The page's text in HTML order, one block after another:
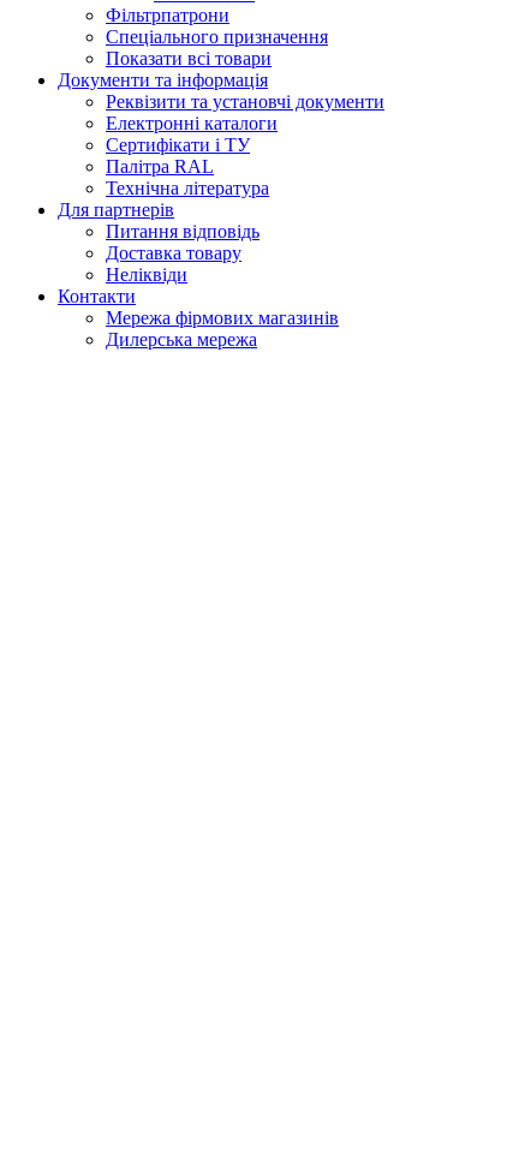
Фільтрпатрони
Спеціального призначення
Показати всі товари
Документи та інформація
Реквізити та установчі документи
Електронні каталоги
Сертифікати і ТУ
Палітра RAL
Технічна література
Для партнерів
Питання відповідь
Доставка товару
Неліквіди
Контакти
Мережа фірмових магазинів
Дилерська мережа